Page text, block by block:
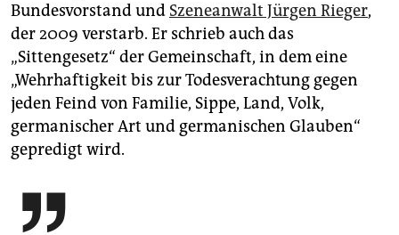
Bundesvorstand und Szeneanwalt Jürgen Rieger,
der 2009 verstarb. Er schrieb auch das
„Sittengesetz“ der Gemeinschaft, in dem eine
„Wehrhaftigkeit bis zur Todesverachtung gegen
jeden Feind von Familie, Sippe, Land, Volk,
germanischer Art und germanischen Glauben“
gepredigt wird.
